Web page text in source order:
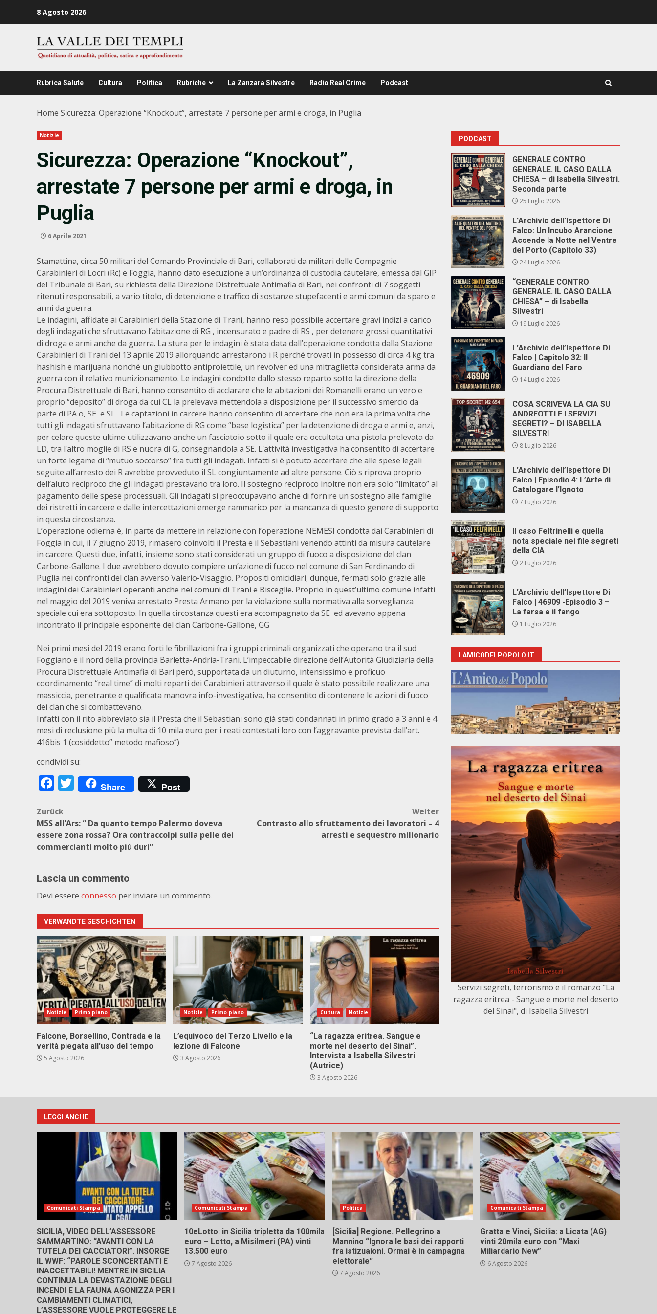
8 Agosto 2026
Rubrica Salute Cultura Politica Rubriche La Zanzara Silvestre Radio Real Crime Podcast
Home Sicurezza: Operazione “Knockout”, arrestate 7 persone per armi e droga, in Puglia
Notizie
Sicurezza: Operazione “Knockout”,
arrestate 7 persone per armi e droga, in
Puglia
6 Aprile 2021
Stamattina, circa 50 militari del Comando Provinciale di Bari, collaborati da militari delle Compagnie
Carabinieri di Locri (Rc) e Foggia, hanno dato esecuzione a un’ordinanza di custodia cautelare, emessa dal GIP
del Tribunale di Bari, su richiesta della Direzione Distrettuale Antimafia di Bari, nei confronti di 7 soggetti
ritenuti responsabili, a vario titolo, di detenzione e traffico di sostanze stupefacenti e armi comuni da sparo e
armi da guerra.
Le indagini, affidate ai Carabinieri della Stazione di Trani, hanno reso possibile accertare gravi indizi a carico
degli indagati che sfruttavano l’abitazione di RG , incensurato e padre di RS , per detenere grossi quantitativi
di droga e armi anche da guerra. La stura per le indagini è stata data dall’operazione condotta dalla Stazione
Carabinieri di Trani del 13 aprile 2019 allorquando arrestarono i R perché trovati in possesso di circa 4 kg tra
hashish e marijuana nonché un giubbotto antiproiettile, un revolver ed una mitraglietta considerata arma da
guerra con il relativo munizionamento. Le indagini condotte dallo stesso reparto sotto la direzione della
Procura Distrettuale di Bari, hanno consentito di acclarare che le abitazioni dei Romanelli erano un vero e
proprio “deposito” di droga da cui CL la prelevava mettendola a disposizione per il successivo smercio da
parte di PA o, SE e SL . Le captazioni in carcere hanno consentito di accertare che non era la prima volta che
tutti gli indagati sfruttavano l’abitazione di RG come “base logistica” per la detenzione di droga e armi e, anzi,
per celare queste ultime utilizzavano anche un fasciatoio sotto il quale era occultata una pistola prelevata da
LD, tra l’altro moglie di RS e nuora di G, consegnandola a SE. L’attività investigativa ha consentito di accertare
un forte legame di “mutuo soccorso” fra tutti gli indagati. Infatti si è potuto accertare che alle spese legali
seguite all’arresto dei R avrebbe provveduto il SL congiuntamente ad altre persone. Ciò s riprova proprio
dell’aiuto reciproco che gli indagati prestavano tra loro. Il sostegno reciproco inoltre non era solo “limitato” al
pagamento delle spese processuali. Gli indagati si preoccupavano anche di fornire un sostegno alle famiglie
dei ristretti in carcere e dalle intercettazioni emerge rammarico per la mancanza di questo genere di supporto
in questa circostanza.
L’operazione odierna è, in parte da mettere in relazione con l’operazione NEMESI condotta dai Carabinieri di
Foggia in cui, il 7 giugno 2019, rimasero coinvolti il Presta e il Sebastiani venendo attinti da misura cautelare
in carcere. Questi due, infatti, insieme sono stati considerati un gruppo di fuoco a disposizione del clan
Carbone-Gallone. I due avrebbero dovuto compiere un’azione di fuoco nel comune di San Ferdinando di
Puglia nei confronti del clan avverso Valerio-Visaggio. Propositi omicidiari, dunque, fermati solo grazie alle
indagini dei Carabinieri operanti anche nei comuni di Trani e Bisceglie. Proprio in quest’ultimo comune infatti
nel maggio del 2019 veniva arrestato Presta Armano per la violazione sulla normativa alla sorveglianza
speciale cui era sottoposto. In quella circostanza questi era accompagnato da SE ed avevano appena
incontrato il principale esponente del clan Carbone-Gallone, GG
Nei primi mesi del 2019 erano forti le fibrillazioni fra i gruppi criminali organizzati che operano tra il sud
Foggiano e il nord della provincia Barletta-Andria-Trani. L’impeccabile direzione dell’Autorità Giudiziaria della
Procura Distrettuale Antimafia di Bari però, supportata da un diuturno, intensissimo e proficuo
coordinamento “real time” di molti reparti dei Carabinieri attraverso il quale è stato possibile realizzare una
massiccia, penetrante e qualificata manovra info-investigativa, ha consentito di contenere le azioni di fuoco
dei clan che si combattevano.
Infatti con il rito abbreviato sia il Presta che il Sebastiani sono già stati condannati in primo grado a 3 anni e 4
mesi di reclusione più la multa di 10 mila euro per i reati contestati loro con l’aggravante prevista dall’art.
416bis 1 (cosiddetto” metodo mafioso”)
condividi su:
Facebook
Twitter
Share Post
Beitragsnavigation
Zurück
M5S all’Ars: “ Da quanto tempo Palermo doveva
essere zona rossa? Ora contraccolpi sulla pelle dei
commercianti molto più duri”
Weiter
Contrasto allo sfruttamento dei lavoratori – 4
arresti e sequestro milionario
Lascia un commento
Devi essere connesso per inviare un commento.
VERWANDTE GESCHICHTEN
Notizie Primo piano
Falcone, Borsellino, Contrada e la
verità piegata all’uso del tempo
5 Agosto 2026
Notizie Primo piano
L’equivoco del Terzo Livello e la
lezione di Falcone
3 Agosto 2026
Cultura Notizie
“La ragazza eritrea. Sangue e
morte nel deserto del Sinai”.
Intervista a Isabella Silvestri
(Autrice)
3 Agosto 2026
PODCAST
GENERALE CONTRO
GENERALE. IL CASO DALLA
CHIESA – di Isabella Silvestri.
Seconda parte
25 Luglio 2026
L’Archivio dell’Ispettore Di
Falco: Un Incubo Arancione
Accende la Notte nel Ventre
del Porto (Capitolo 33)
24 Luglio 2026
“GENERALE CONTRO
GENERALE. IL CASO DALLA
CHIESA” – di Isabella
Silvestri
19 Luglio 2026
L’Archivio dell’Ispettore Di
Falco | Capitolo 32: Il
Guardiano del Faro
14 Luglio 2026
COSA SCRIVEVA LA CIA SU
ANDREOTTI E I SERVIZI
SEGRETI? – DI ISABELLA
SILVESTRI
8 Luglio 2026
L’Archivio dell’Ispettore Di
Falco | Episodio 4: L’Arte di
Catalogare l’Ignoto
7 Luglio 2026
Il caso Feltrinelli e quella
nota speciale nei file segreti
della CIA
2 Luglio 2026
L’Archivio dell’Ispettore Di
Falco | 46909 -Episodio 3 –
La farsa e il fango
1 Luglio 2026
LAMICODELPOPOLO.IT
Servizi segreti, terrorismo e il romanzo "La
ragazza eritrea - Sangue e morte nel deserto
del Sinai", di Isabella Silvestri
LEGGI ANCHE
Comunicati Stampa
SICILIA, VIDEO DELL’ASSESSORE
SAMMARTINO: “AVANTI CON LA
TUTELA DEI CACCIATORI”. INSORGE
IL WWF: “PAROLE SCONCERTANTI E
INACCETTABILI! MENTRE IN SICILIA
CONTINUA LA DEVASTAZIONE DEGLI
INCENDI E LA FAUNA AGONIZZA PER I
CAMBIAMENTI CLIMATICI,
L’ASSESSORE VUOLE PROTEGGERE LE
Comunicati Stampa
10eLotto: in Sicilia tripletta da 100mila
euro – Lotto, a Misilmeri (PA) vinti
13.500 euro
7 Agosto 2026
Politica
[Sicilia] Regione. Pellegrino a
Mannino “Ignora le basi dei rapporti
fra istizuaioni. Ormai è in campagna
elettorale”
7 Agosto 2026
Comunicati Stampa
Gratta e Vinci, Sicilia: a Licata (AG)
vinti 20mila euro con “Maxi
Miliardario New”
6 Agosto 2026